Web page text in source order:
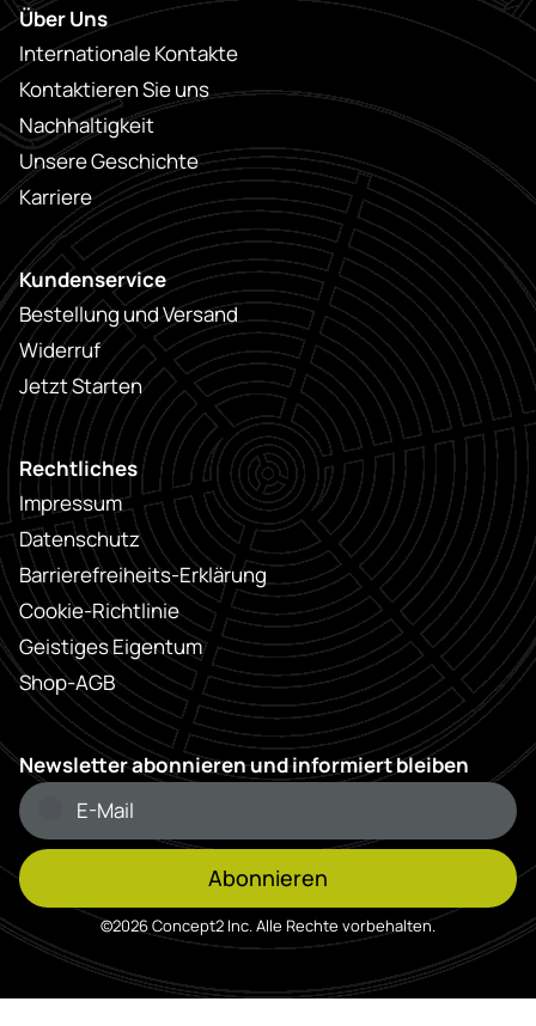
Über Uns
Internationale Kontakte
Kontaktieren Sie uns
Nachhaltigkeit
Unsere Geschichte
Karriere
Kundenservice
Bestellung und Versand
Widerruf
Jetzt Starten
Rechtliches
Impressum
Datenschutz
Barrierefreiheits-Erklärung
Cookie-Richtlinie
Geistiges Eigentum
Shop-AGB
Newsletter abonnieren und informiert bleiben
Abonnieren
©2026 Concept2 Inc. Alle Rechte vorbehalten.